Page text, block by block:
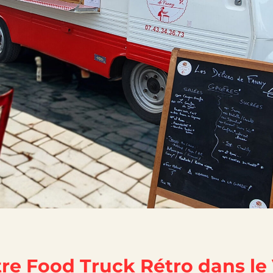
Food Truck Rétro dans le